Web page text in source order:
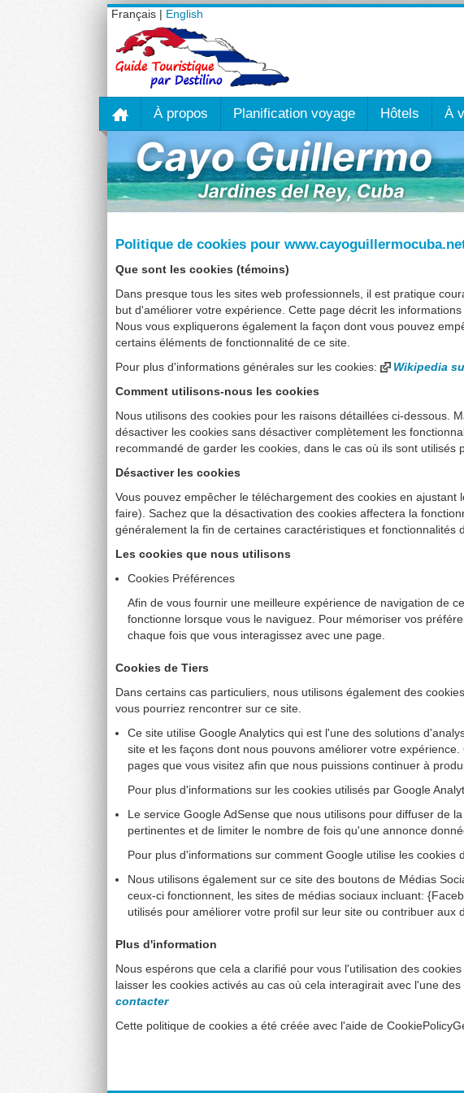
Français | English
À propos Planification voyage Hôtels À
Politique de cookies pour
Que sont les cookies (témoins)
Dans presque tous les sites web professionnels, il est pratique
but d'améliorer votre expérience. Cette page décrit les
Nous vous expliquerons également la façon dont vous pouvez
certains éléments de fonctionnalité de ce site.
Pour plus d'informations générales sur les cookies:
Wikipedia
Comment utilisons-nous les cookies
Nous utilisons des cookies pour les raisons détaillées ci-dessous.
désactiver les cookies sans désactiver complètement les
recommandé de garder les cookies, dans le cas où ils sont utilisés
Désactiver les cookies
Vous pouvez empêcher le téléchargement des cookies en
faire). Sachez que la désactivation des cookies affectera la
généralement la fin de certaines caractéristiques et
Les cookies que nous utilisons
Cookies Préférences
Afin de vous fournir une meilleure expérience de navigation de
fonctionne lorsque vous le naviguez. Pour mémoriser vos
chaque fois que vous interagissez avec une page.
Cookies de Tiers
Dans certains cas particuliers, nous utilisons également des
vous pourriez rencontrer sur ce site.
Ce site utilise Google Analytics qui est l'une des solutions
site et les façons dont nous pouvons améliorer votre
pages que vous visitez afin que nous puissions continuer à
Pour plus d'informations sur les cookies utilisés par Google
Le service Google AdSense que nous utilisons pour diffuser de
pertinentes et de limiter le nombre de fois qu'une annonce
Pour plus d'informations sur comment Google utilise les cookies
Nous utilisons également sur ce site des boutons de Médias
ceux-ci fonctionnent, les sites de médias sociaux incluant:
utilisés pour améliorer votre profil sur leur site ou contribuer
Plus d'information
Nous espérons que cela a clarifié pour vous l'utilisation des
laisser les cookies activés au cas où cela interagirait avec l'une
contacter
Cette politique de cookies a été créée avec l'aide de